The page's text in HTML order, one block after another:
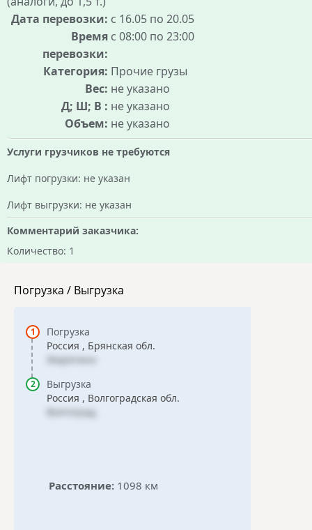
Дата перевозки: с 16.05 по 20.05
Время
перевозки:
с 08:00 по 23:00
Категория: Прочие грузы
Вес: не указано
Д; Ш; В : не указано
Объем: не указано
Услуги грузчиков не требуются
Лифт погрузки: не указан
Лифт выгрузки: не указан
Комментарий заказчика:
Количество: 1
Погрузка / Выгрузка
Погрузка
Россия , Брянская обл.
Жирятино
Выгрузка
Россия , Волгоградская обл.
Волгоград
Расстояние: 1098 км